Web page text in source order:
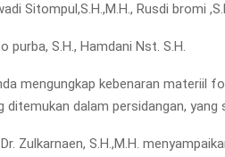
Sitompul,S.H.,M.H., Rusdi bromi
purba, S.H., Hamdani Nst. S.H.
mengungkap kebenaran materiil
ditemukan dalam persidangan,
Zulkarnaen, S.H.,M.H.